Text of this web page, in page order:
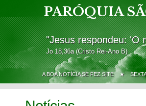
PARÓQUIA
"Jesus respondeu: 'O
Jo 18,36a (Cristo Rei-Ano B)
A BOA NOTÍCIA SE FEZ SITE ★